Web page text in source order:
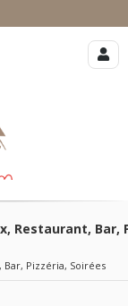
Restaurant,
Bar, Pizzéria, Soirées